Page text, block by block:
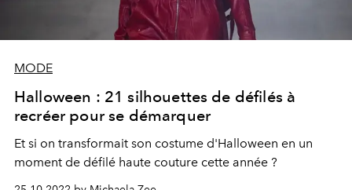
MODE
Halloween : 21 silhouettes de défilés à
recréer pour se démarquer
Et si on transformait son costume d'Halloween en un
moment de défilé haute couture cette année ?